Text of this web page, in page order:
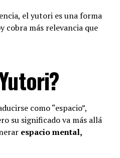
el yutori es una forma
cobra más relevancia que
como “espacio”,
su significado va más allá
espacio mental,